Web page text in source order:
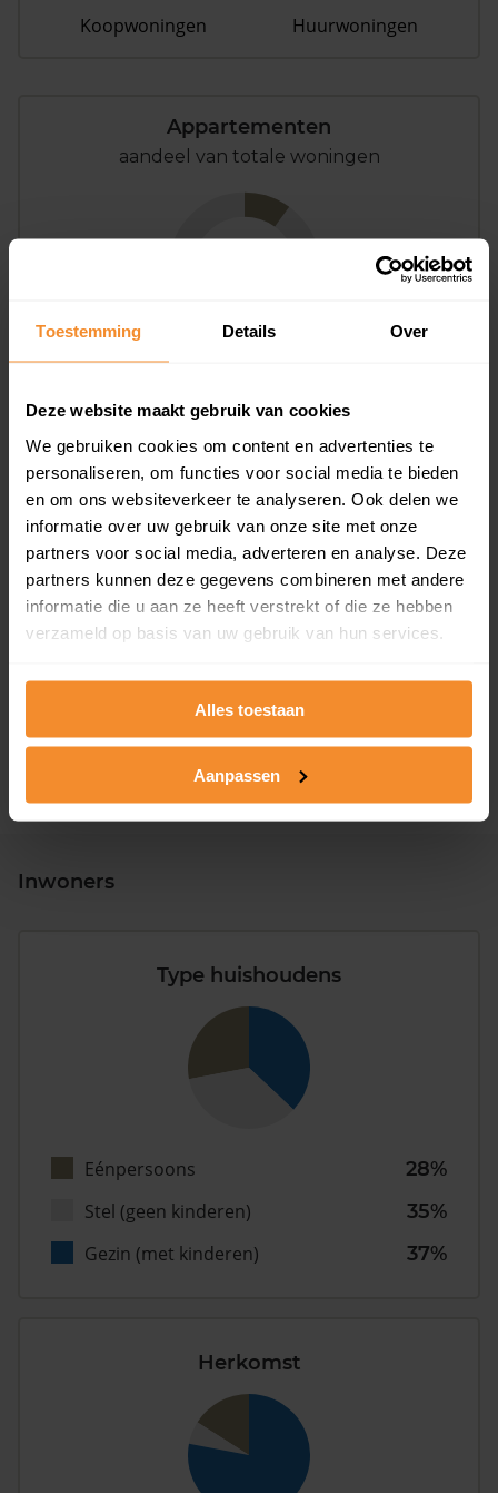
Toestemming Details Over
Deze website maakt gebruik van cookies
We gebruiken cookies om content en advertenties te
personaliseren, om functies voor social media te bieden
en om ons websiteverkeer te analyseren. Ook delen we
informatie over uw gebruik van onze site met onze
partners voor social media, adverteren en analyse. Deze
partners kunnen deze gegevens combineren met andere
informatie die u aan ze heeft verstrekt of die ze hebben
verzameld op basis van uw gebruik van hun services.
Alles toestaan
Aanpassen
Koopwoningen
Huurwoningen
Appartementen
aandeel van totale woningen
T/m 1945
22%
2008 of later
6%
Inwoners
Type huishoudens
Eénpersoons
28%
Stel (geen kinderen)
35%
Gezin (met kinderen)
37%
Herkomst